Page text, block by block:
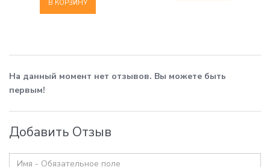
В КОРЗИНУ
На данный момент нет отзывов. Вы можете быть
первым!
Добавить Отзыв